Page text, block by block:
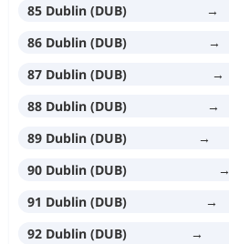
85 Dublin (DUB)
→
86 Dublin (DUB)
→
87 Dublin (DUB)
→
88 Dublin (DUB)
→
89 Dublin (DUB)
→
90 Dublin (DUB)
→
91 Dublin (DUB)
→
92 Dublin (DUB)
→